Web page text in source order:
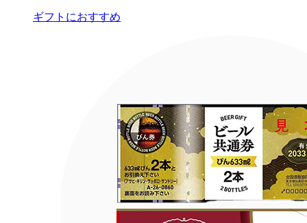
ギフトにおすすめ